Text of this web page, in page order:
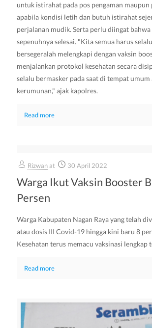
untuk istirahat pada pos pengaman maupun
apabila kondisi letih dan butuh istirahat
perjalanan mudik. Serta perlu diingat
sepenuhnya selesai. "Kita semua harus
bersegeralah melengkapi dengan vaksin
menjalankan protokol kesehatan secara
selalu bermasker pada saat di tempat umum
kerumunan," ajak kapolres.
Read more
Rizwan at 30 April 2022
Warga Ikut Vaksin Booster
Persen
Warga Kabupaten Nagan Raya yang telah
atau dosis III Covid-19 hingga kini baru 8
Kesehatan terus memacu vaksinasi lengkap
Read more